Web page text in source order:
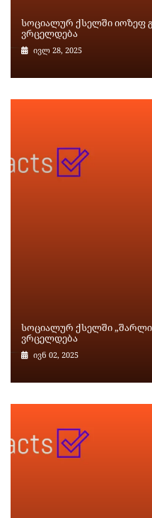
სოციალურ ქსელში იოზეფ
ვრცელდება
ივლ 28, 2025
სოციალურ ქსელში „შარლი
ვრცელდება
ივნ 02, 2025